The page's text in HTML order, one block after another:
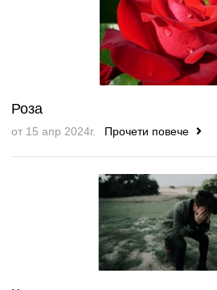
Роза
от 15 апр 2024г. Прочети повече